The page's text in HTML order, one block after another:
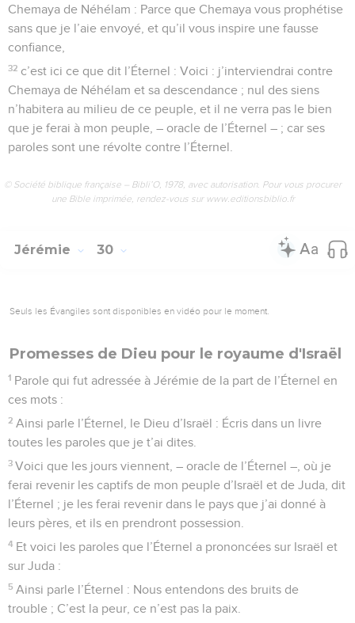
Chemaya de Néhélam : Parce que Chemaya vous prophétise
sans que je l’aie envoyé, et qu’il vous inspire une fausse
confiance,
32 c’est ici ce que dit l’Éternel : Voici : j’interviendrai contre
Chemaya de Néhélam et sa descendance ; nul des siens
n’habitera au milieu de ce peuple, et il ne verra pas le bien
que je ferai à mon peuple, – oracle de l’Éternel – ; car ses
paroles sont une révolte contre l’Éternel.
© Société biblique française – Bibli’O, 1978, avec autorisation. Pour vous procurer
une Bible imprimée, rendez-vous sur www.editionsbiblio.fr
Jérémie 30
Seuls les Évangiles sont disponibles en vidéo pour le moment.
Promesses de Dieu pour le royaume d'Israël
1 Parole qui fut adressée à Jérémie de la part de l’Éternel en
ces mots :
2 Ainsi parle l’Éternel, le Dieu d’Israël : Écris dans un livre
toutes les paroles que je t’ai dites.
3 Voici que les jours viennent, – oracle de l’Éternel –, où je
ferai revenir les captifs de mon peuple d’Israël et de Juda, dit
l’Éternel ; je les ferai revenir dans le pays que j’ai donné à
leurs pères, et ils en prendront possession.
4 Et voici les paroles que l’Éternel a prononcées sur Israël et
sur Juda :
5 Ainsi parle l’Éternel : Nous entendons des bruits de
trouble ; C’est la peur, ce n’est pas la paix.